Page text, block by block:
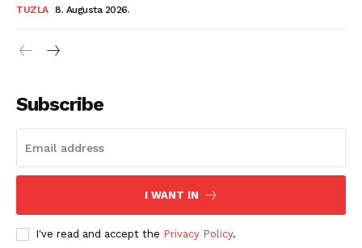
TUZLA 8. Augusta 2026.
Subscribe
I WANT IN
I've read and accept the Privacy Policy.